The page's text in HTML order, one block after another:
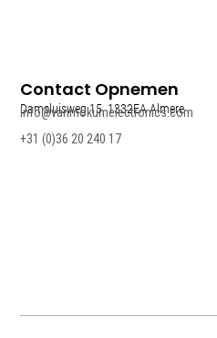
Contact Opnemen
Damsluisweg 15, 1332EA Almere
info@vanmokumelectronics.com
+31 (0)36 20 240 17